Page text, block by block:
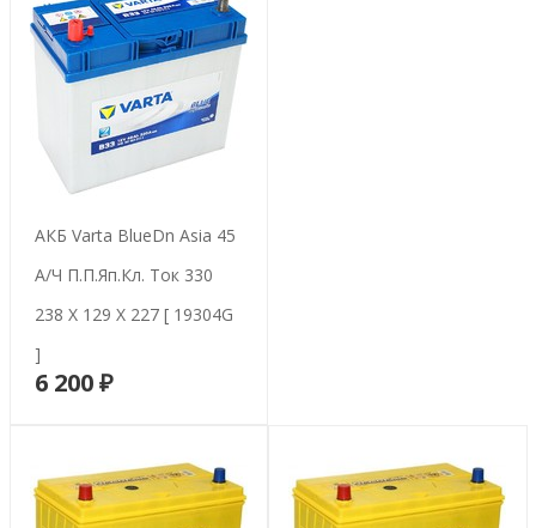
АКБ Varta BlueDn Asia 45
А/ч П.п.яп.кл. Ток 330
238 Х 129 Х 227 [ 19304G
]
6 200 ₽В корзину